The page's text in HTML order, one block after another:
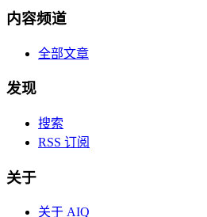
内容频道
全部文章
发现
搜索
RSS 订阅
关于
关于 AIQ